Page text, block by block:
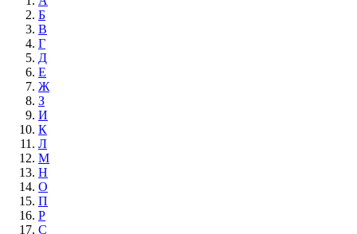
Б
В
Г
Д
Е
Ж
З
И
К
Л
М
Н
О
П
Р
С